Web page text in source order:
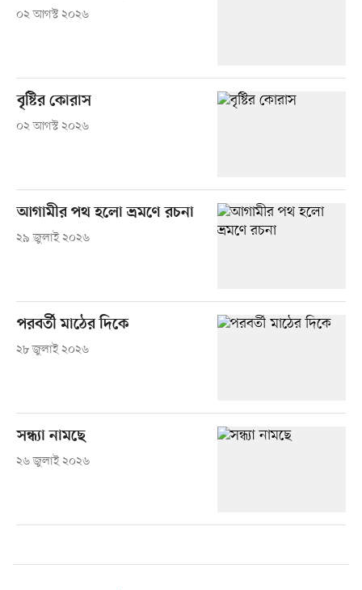
০২ আগস্ট ২০২৬
বৃষ্টির কোরাস
০২ আগস্ট ২০২৬
আগামীর পথ হলো ভ্রমণে রচনা
২৯ জুলাই ২০২৬
পরবর্তী মাঠের দিকে
২৮ জুলাই ২০২৬
সন্ধ্যা নামছে
২৬ জুলাই ২০২৬